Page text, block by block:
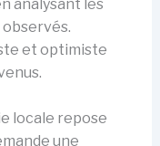
analysant les
et optimiste
locale repose
une